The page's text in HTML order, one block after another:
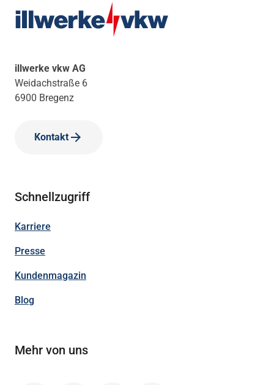
illwerke vkw AG
Weidachstraße 6
6900 Bregenz
Kontakt
Schnellzugriff
Karriere
Presse
Kundenmagazin
Blog
Mehr von uns